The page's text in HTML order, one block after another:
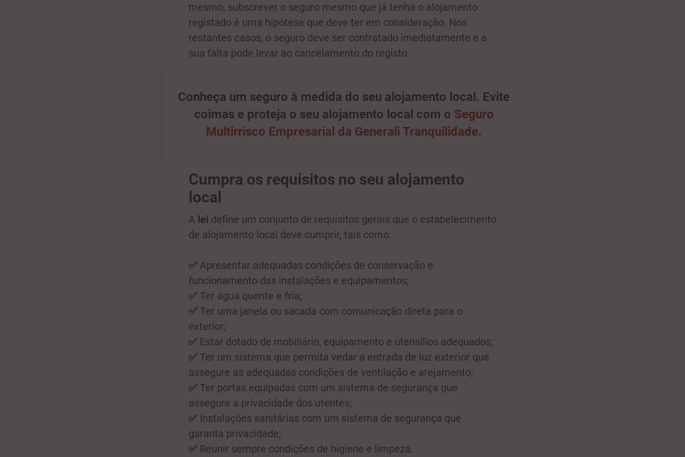
mesmo, subscrever o seguro mesmo que já tenha o alojamento
registado é uma hipótese que deve ter em consideração. Nos
restantes casos, o seguro deve ser contratado imediatamente e a
sua falta pode levar ao cancelamento do registo.
Conheça um seguro à medida do seu alojamento local. Evite
coimas e proteja o seu alojamento local com o Seguro
Multirrisco Empresarial da Generali Tranquilidade.
Cumpra os requisitos no seu alojamento
local
A lei define um conjunto de requisitos gerais que o estabelecimento
de alojamento local deve cumprir, tais como:
✅Apresentar adequadas condições de conservação e
funcionamento das instalações e equipamentos;
✅Ter água quente e fria;
✅Ter uma janela ou sacada com comunicação direta para o
exterior;
✅Estar dotado de mobiliário, equipamento e utensílios adequados;
✅Ter um sistema que permita vedar a entrada de luz exterior que
assegure as adequadas condições de ventilação e arejamento;
✅Ter portas equipadas com um sistema de segurança que
assegure a privacidade dos utentes;
✅Instalações sanitárias com um sistema de segurança que
garanta privacidade;
✅Reunir sempre condições de higiene e limpeza.